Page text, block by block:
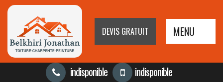
DEVIS GRATUIT MENU
indisponible indisponible